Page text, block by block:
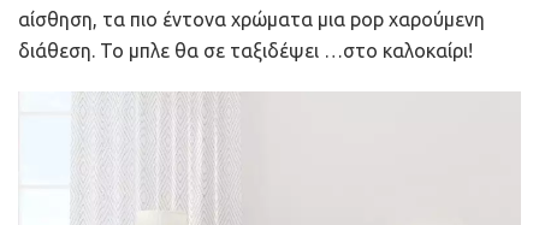
αίσθηση, τα πιο έντονα χρώματα μια pop χαρούμενη
διάθεση. Το μπλε θα σε ταξιδέψει …στο καλοκαίρι!